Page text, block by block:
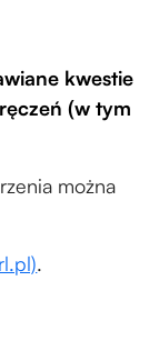
kwestie
(w tym
można
.